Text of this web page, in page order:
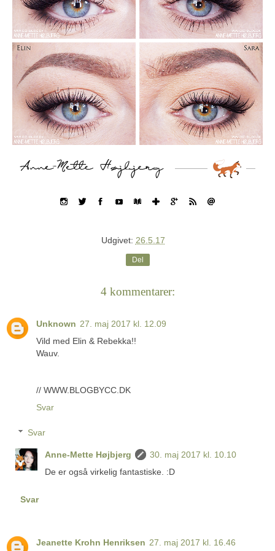
Udgivet: 26.5.17
Del
4 kommentarer:
Unknown 27. maj 2017 kl. 12.09
Vild med Elin & Rebekka!!
Wauv.
// WWW.BLOGBYCC.DK
Svar
Svar
Anne-Mette Højbjerg
30. maj 2017 kl. 10.10
De er også virkelig fantastiske. :D
Svar
Jeanette Krohn Henriksen 27. maj 2017 kl. 16.46